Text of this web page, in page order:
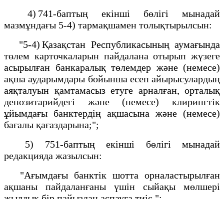
4) 741-баптың екінші бөлігі мынадай
мазмұндағы 5-4) тармақшамен толықтырылсын:
"5-4) Қазақстан Республикасының аумағында
төлем карточкаларын пайдалана отырып жүзеге
асырылған банкаралық төлемдер және (немесе)
ақша аударымдары бойынша есеп айырысулардың
аяқталуын қамтамасыз етуге арналған, орталық
депозитарийдегі және (немесе) клирингтік
ұйымдағы банктердің ақшасына және (немесе)
бағалы қағаздарына;";
5) 751-баптың екінші бөлігі мынадай
редакцияда жазылсын:
"Ағымдағы банктік шотта орналастырылған
ақшаны пайдаланғаны үшін сыйақы мөлшері